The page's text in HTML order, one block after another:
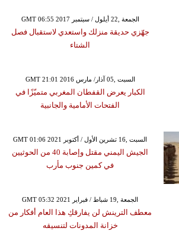
GMT 06:55 2017 الجمعة ,22 أيلول / سبتمبر
جهّزي حديقة منزلك واستعدي لاستقبال فصل
الشتاء
GMT 21:01 2016 السبت ,05 آذار/ مارس
الكبار يعرض القفطان المغربي متميّزًا في
الفتحات الأمامية والجانبية
GMT 01:06 2021 السبت ,16 تشرين الأول / أكتوبر
الجيش اليمني مقتل وإصابة 40 من الحوثيين
في كمين جنوب مأرب
GMT 05:32 2021 الجمعة ,19 شباط / فبراير
معطف الترينش لن يفارقكِ هذا العام أفكار من
خزانة المدونات لتنسيقه